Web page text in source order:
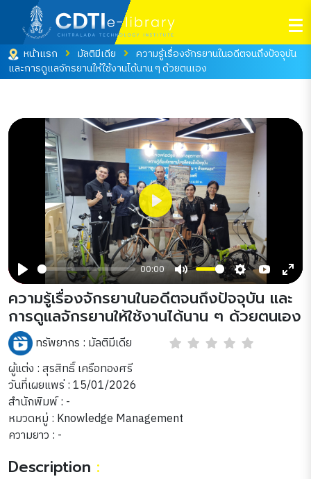
หน้าแรก มัลติมีเดีย
ความรู้เรื่องจักรยานในอดีตจนถึงปัจจุบัน
และการดูแลจักรยานให้ใช้งานได้นาน ๆ ด้วยตนเอง
Play
00:00
Mute SettingsYouTube
Play
ความรู้เรื่องจักรยานในอดีตจนถึงปัจจุบัน และ
การดูแลจักรยานให้ใช้งานได้นาน ๆ ด้วยตนเอง
ทรัพยากร : มัลติมีเดีย
ผู้แต่ง : สุรสิทธิ์ เครือทองศรี
วันที่เผยแพร่ : 15/01/2026
สำนักพิมพ์ : -
หมวดหมู่ : Knowledge Management
ความยาว : -
Description :